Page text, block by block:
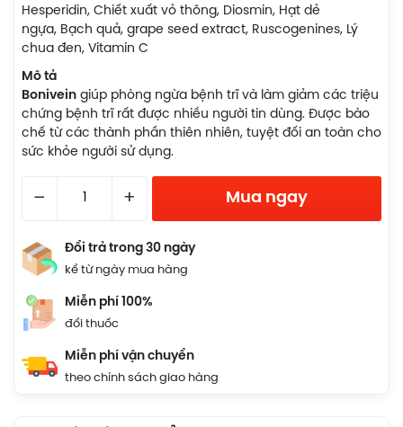
Hesperidin, Chiết xuất vỏ thông, Diosmin, Hạt dẻ
ngựa, Bạch quả, grape seed extract, Ruscogenines, Lý
chua đen, Vitamin C
Mô tả
Bonivein giúp phòng ngừa bệnh trĩ và làm giảm các triệu
chứng bệnh trĩ rất được nhiều người tin dùng. Được bào
chế từ các thành phần thiên nhiên, tuyệt đối an toàn cho
sức khỏe người sử dụng.
– + Mua ngay
Đổi trả trong 30 ngày
kể từ ngày mua hàng
Miễn phí 100%
đổi thuốc
Miễn phí vận chuyển
theo chính sách giao hàng